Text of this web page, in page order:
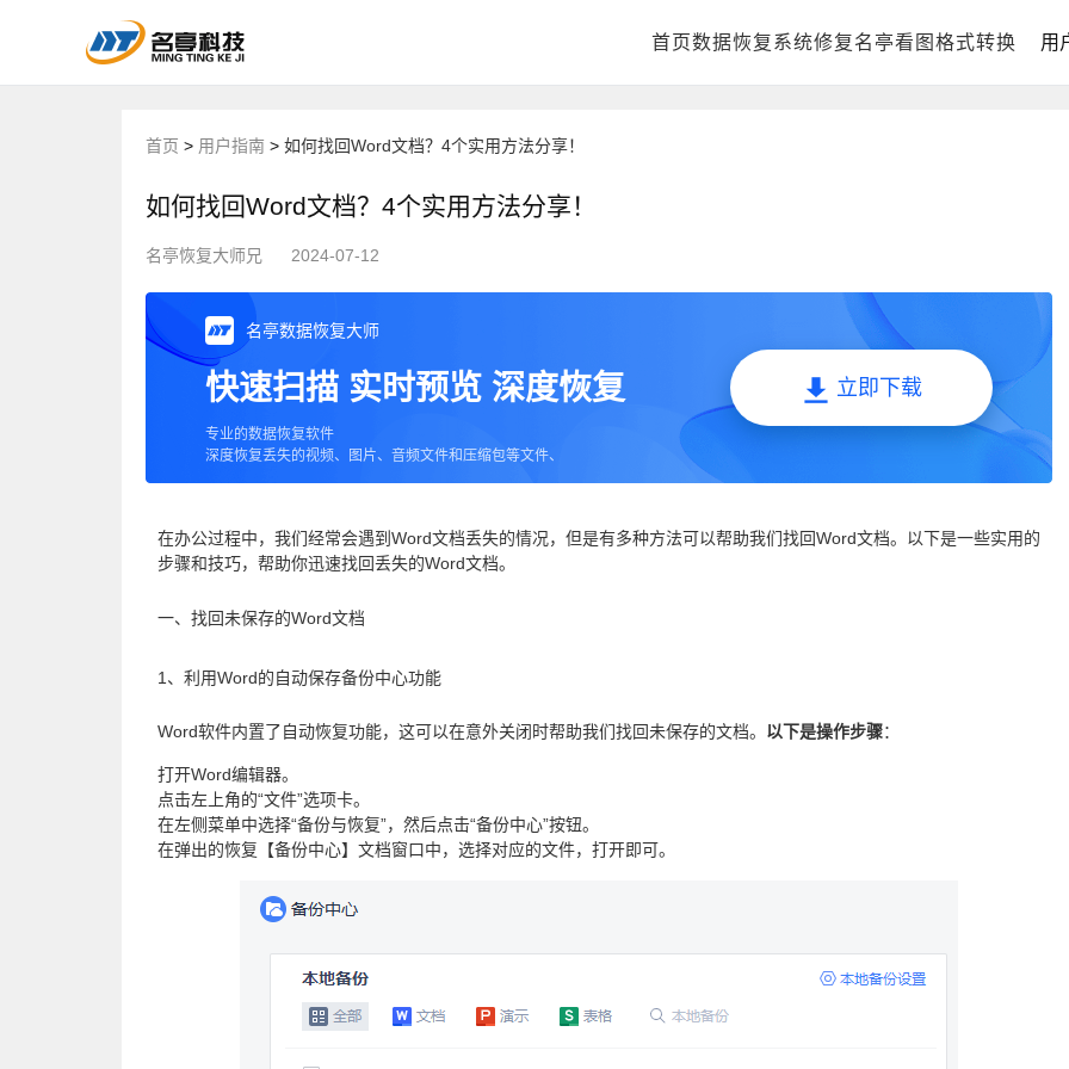
首页数据恢复系统修复名亭看图 格式转换 用
DLL修复中心电脑数据恢复格式化数据恢复 回
首页 > 用户指南 > 如何找回Word文档？4个实用方法分享！
如何找回Word文档？4个实用方法分享！
名亭恢复大师兄 2024-07-12
名亭数据恢复大师
快速扫描 实时预览 深度恢复
专业的数据恢复软件
深度恢复丢失的视频、图片、音频文件和压缩包等文件、
立即下载
在办公过程中，我们经常会遇到Word文档丢失的情况，但是有多种方法可以帮助我们找回Word文档。以下是一些实用的
步骤和技巧，帮助你迅速找回丢失的Word文档。
一、找回未保存的Word文档
1、利用Word的自动保存备份中心功能
Word软件内置了自动恢复功能，这可以在意外关闭时帮助我们找回未保存的文档。 以下是操作步骤：
打开Word编辑器。
点击左上角的“文件”选项卡。
在左侧菜单中选择“备份与恢复”，然后点击“备份中心”按钮。
在弹出的恢复【备份中心】文档窗口中，选择对应的文件，打开即可。